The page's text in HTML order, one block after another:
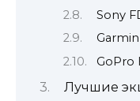
Sony
GoPro
Лучшие